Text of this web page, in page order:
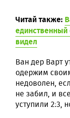
Читай также:
единственный
видел
Ван дер Варт
одержим
недоволен,
не забил, и
уступили 2:3,